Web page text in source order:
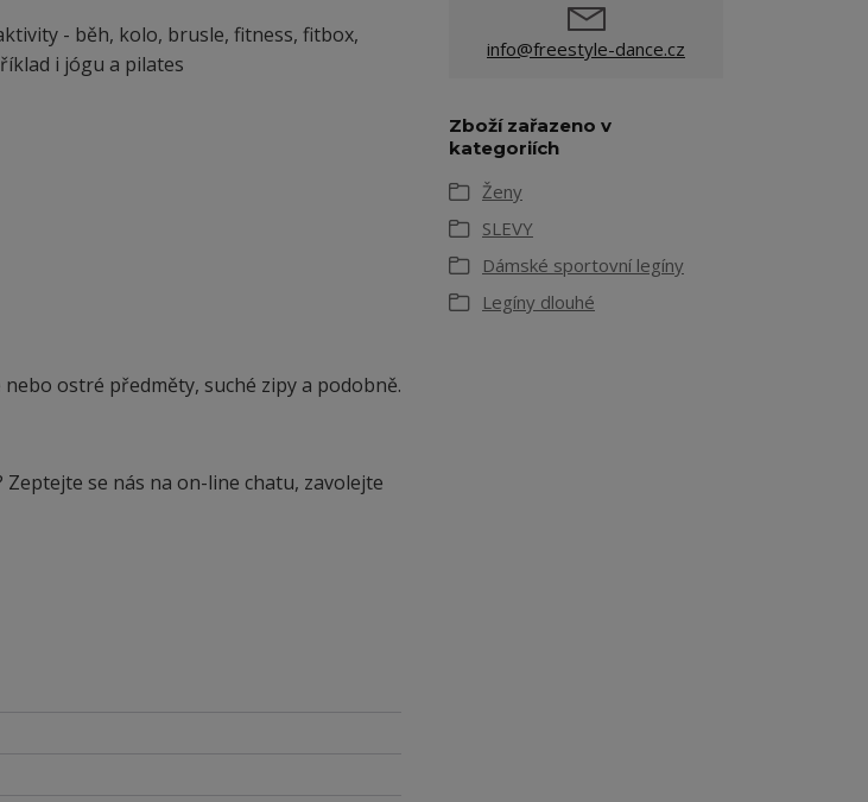
- běh, kolo, brusle, fitness, fitbox,
i jógu a pilates
ostré předměty, suché zipy a podobně.
Zeptejte se nás na on-line chatu, zavolejte
info@freestyle-dance.cz
Zboží zařazeno v
kategoriích
Ženy
SLEVY
Dámské sportovní legíny
Legíny dlouhé